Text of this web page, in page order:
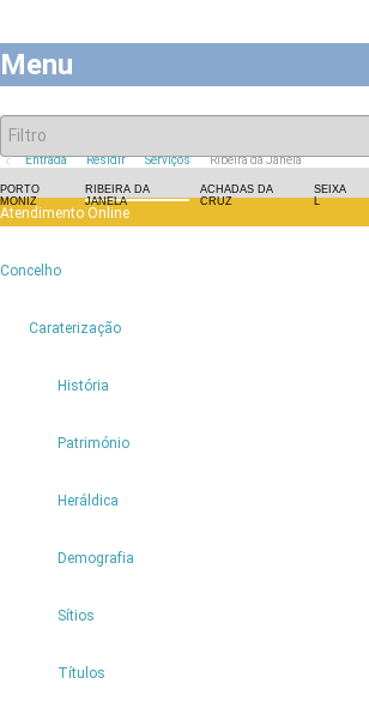
Menu
Atendimento Online
Concelho
Caraterização
História
Património
Heráldica
Demografia
Sítios
Títulos
PORTO
MONIZ
RIBEIRA DA
JANELA
ACHADAS DA
CRUZ
SEIXA
L
Entrada Residir Serviços Ribeira da Janela